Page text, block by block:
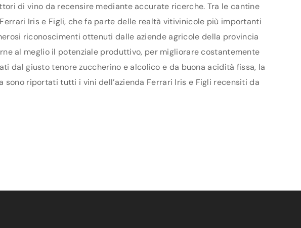
di vino da recensire mediante accurate ricerche. Tra le cantine
Iris e Figli, che fa parte delle realtà vitivinicole più importanti
riconoscimenti ottenuti dalle aziende agricole della provincia
al meglio il potenziale produttivo, per migliorare costantemente
dal giusto tenore zuccherino e alcolico e da buona acidità fissa, la
riportati tutti i vini dell’azienda Ferrari Iris e Figli recensiti da